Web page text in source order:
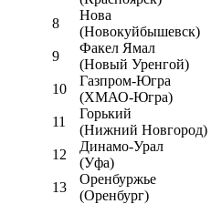
8
Нова
(Новокуйбышевск)
9
Факел Ямал
(Новый Уренгой)
10
Газпром-Югра
(ХМАО-Югра)
11
Горький
(Нижний Новгород)
12
Динамо-Урал
(Уфа)
13
Оренбуржье
(Оренбург)